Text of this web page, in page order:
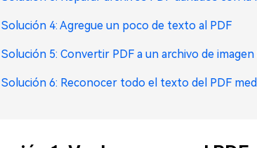
Solución 4: Agregue un poco de texto al PDF
Solución 5: Convertir PDF a un archivo de imagen
Solución 6: Reconocer todo el texto del PDF